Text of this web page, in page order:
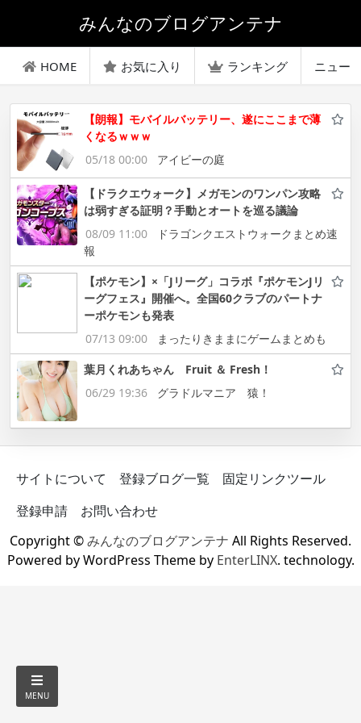
みんなのブログアンテナ
HOME お気に入り ランキング ニュー
【朗報】モバイルバッテリー、遂にここまで薄
くなるｗｗｗ
05/18 00:00
アイビーの庭
【ドラクエウォーク】メガモンのワンパン攻略
は弱すぎる証明？手動とオートを巡る議論
08/09 11:00
ドラゴンクエストウォークまとめ速
報
【ポケモン】×「Jリーグ」コラボ『ポケモンJリ
ーグフェス』開催へ。全国60クラブのパートナ
ーポケモンも発表
07/13 09:00
まったりきままにゲームまとめも
葉月くれあちゃん Fruit ＆ Fresh！
06/29 19:36
グラドルマニア 猿！
サイトについて 登録ブログ一覧
固定リンクツール
登録申請
お問い合わせ
Copyright ©みんなのブログアンテナ All Rights Reserved.
Powered by WordPress Theme by EnterLINX. technology.
MENU